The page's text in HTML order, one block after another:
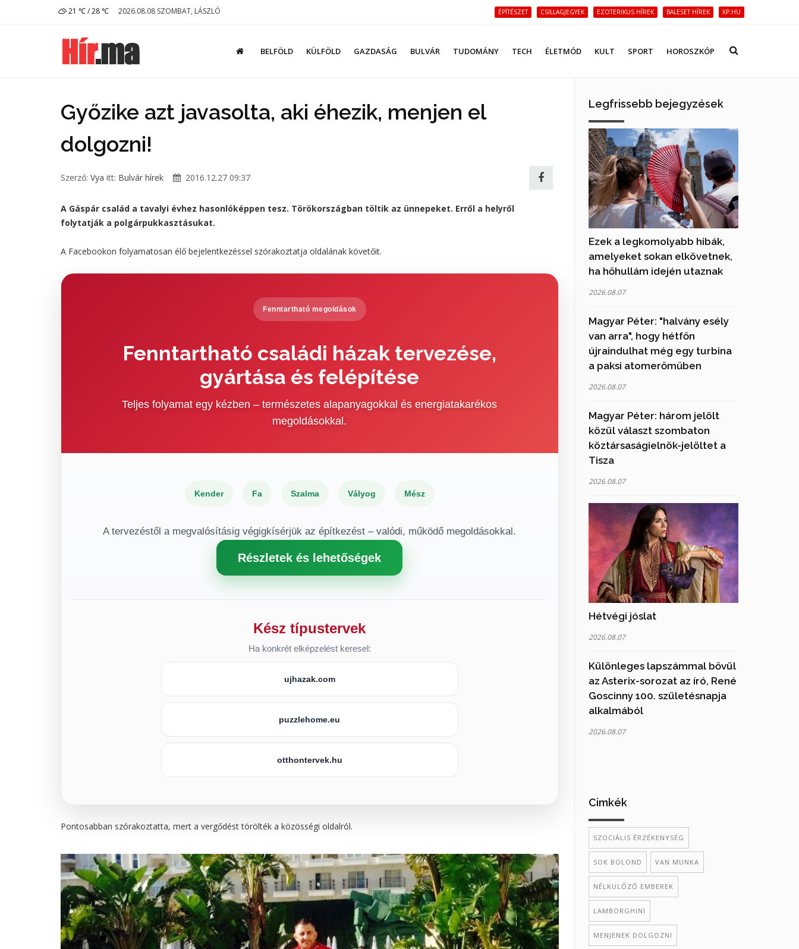
21 ℃ / 28 ℃ 2026.08.08 SZOMBAT, LÁSZLÓ ÉPÍTÉSZET CSILLAGJEGYEK EZOTERIKUS HÍREK BALESET HÍREK KP.HU
BELFÖLD KÜLFÖLD GAZDASÁG BULVÁR TUDOMÁNY TECH ÉLETMÓD KULT SPORT HOROSZKÓP
Győzike azt javasolta, aki éhezik, menjen el
dolgozni!
Szerző: Vya itt: Bulvár hírek 2016.12.27 09:37
A Gáspár család a tavalyi évhez hasonlóképpen tesz. Törökországban töltik az ünnepeket. Erről a helyről
folytatják a polgárpukkasztásukat.
A Facebookon folyamatosan élő bejelentkezéssel szórakoztatja oldalának követőit.
Fenntartható megoldások
Fenntartható családi házak tervezése,
gyártása és felépítése
Teljes folyamat egy kézben – természetes alapanyagokkal és energiatakarékos
megoldásokkal.
Kender Fa Szalma Vályog Mész
A tervezéstől a megvalósításig végigkísérjük az építkezést – valódi, működő megoldásokkal.
Részletek és lehetőségek
Kész típustervek
Ha konkrét elképzelést keresel:
ujhazak.com
puzzlehome.eu
otthontervek.hu
Pontosabban szórakoztatta, mert a vergődést törölték a közösségi oldalról.
Legfrissebb bejegyzések
Ezek a legkomolyabb hibák,
amelyeket sokan elkövetnek,
ha hőhullám idején utaznak
2026.08.07
Magyar Péter: "halvány esély
van arra", hogy hétfőn
újraindulhat még egy turbina
a paksi atomerőműben
2026.08.07
Magyar Péter: három jelölt
közül választ szombaton
köztársaságielnök-jelöltet a
Tisza
2026.08.07
Hétvégi jóslat
2026.08.07
Különleges lapszámmal bővül
az Asterix-sorozat az író, René
Goscinny 100. születésnapja
alkalmából
2026.08.07
Cimkék
SZOCIÁLIS ÉRZÉKENYSÉG
SOK BOLOND VAN MUNKA
NÉLKÜLŐZŐ EMBEREK
LAMBORGHINI
MENJENEK DOLGOZNI